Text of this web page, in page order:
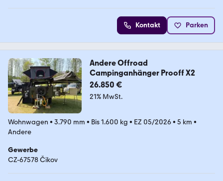
Kontakt Parken
Andere Offroad
Campinganhänger Prooff X2
26.850 €
21% MwSt.
Wohnwagen • 3.790 mm • Bis 1.600 kg • EZ 05/2026• 5 km •
Andere
Gewerbe
CZ-67578 Čikov